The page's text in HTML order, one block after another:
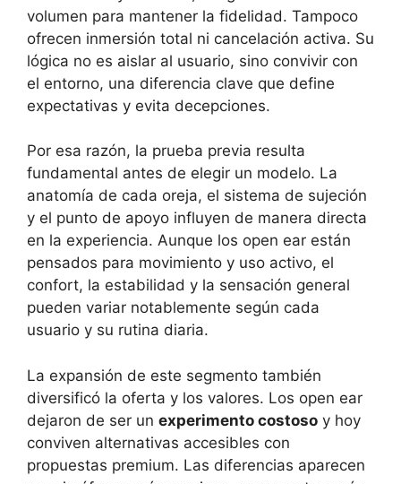
volumen para mantener la fidelidad. Tampoco
ofrecen inmersión total ni cancelación activa. Su
lógica no es aislar al usuario, sino convivir con
el entorno, una diferencia clave que define
expectativas y evita decepciones.
Por esa razón, la prueba previa resulta
fundamental antes de elegir un modelo. La
anatomía de cada oreja, el sistema de sujeción
y el punto de apoyo influyen de manera directa
en la experiencia. Aunque los open ear están
pensados para movimiento y uso activo, el
confort, la estabilidad y la sensación general
pueden variar notablemente según cada
usuario y su rutina diaria.
La expansión de este segmento también
diversificó la oferta y los valores. Los open ear
dejaron de ser un experimento costoso y hoy
conviven alternativas accesibles con
propuestas premium. Las diferencias aparecen